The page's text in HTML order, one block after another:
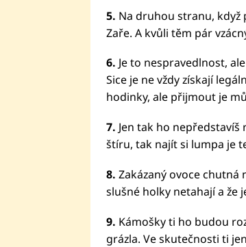
5. Na druhou stranu, když
Zaře. A kvůli těm pár
6. Je to nespravedlnost,
Sice je ne vždy získají
hodinky, ale přijmout je
7. Jen tak ho
štíru, tak najít si lumpa je
8. Zakázaný ovoce chutná
slušné holky netahají a že
9. Kámošky ti ho budou
grázla. Ve skutečnosti ti